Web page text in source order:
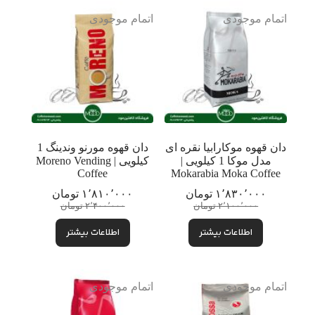
اتمام موجودی
دان قهوه موکارابیا نقره ای
مدل موکا 1 کیلویی |
Mokarabia Moka Coffee
۲٬۱۰۰٬۰۰۰ تومان
قیمت
اصلی:
بود.
۱٬۸۳۰٬۰۰۰ تومان
قیمت
فعلی:
۱٬۸۳۰٬۰۰۰ تومان.
اطلاعات بیشتر
اتمام موجودی
دان قهوه مورنو وندینگ 1
کیلویی | Moreno Vending
Coffee
۲٬۴۰۰٬۰۰۰ تومان
قیمت
اصلی:
بود.
۱٬۸۱۰٬۰۰۰ تومان
قیمت
فعلی:
۱٬۸۱۰٬۰۰۰ تومان.
اطلاعات بیشتر
اتمام موجودی اتمام موجودی